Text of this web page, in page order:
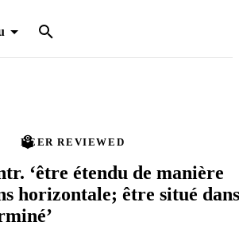
PEER REVIEWED
‘être étendu de manière
horizontale; être situé dans